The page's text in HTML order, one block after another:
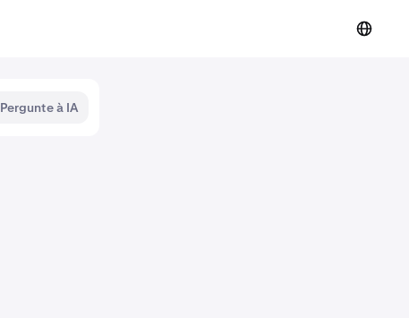
Pergunte à IA